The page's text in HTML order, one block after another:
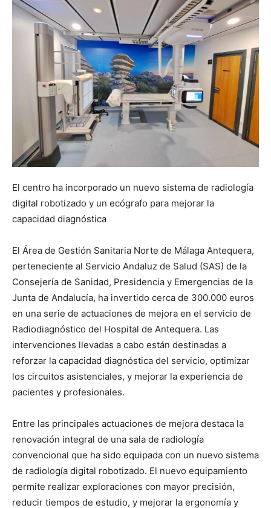
El centro ha incorporado un nuevo sistema de radiología
digital robotizado y un ecógrafo para mejorar la
capacidad diagnóstica
El Área de Gestión Sanitaria Norte de Málaga Antequera,
perteneciente al Servicio Andaluz de Salud (SAS) de la
Consejería de Sanidad, Presidencia y Emergencias de la
Junta de Andalucía, ha invertido cerca de 300.000 euros
en una serie de actuaciones de mejora en el servicio de
Radiodiagnóstico del Hospital de Antequera. Las
intervenciones llevadas a cabo están destinadas a
reforzar la capacidad diagnóstica del servicio, optimizar
los circuitos asistenciales, y mejorar la experiencia de
pacientes y profesionales.
Entre las principales actuaciones de mejora destaca la
renovación integral de una sala de radiología
convencional que ha sido equipada con un nuevo sistema
de radiología digital robotizado. El nuevo equipamiento
permite realizar exploraciones con mayor precisión,
reducir tiempos de estudio, y mejorar la ergonomía y